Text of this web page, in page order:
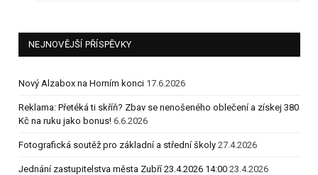
NEJNOVĚJŠÍ PŘÍSPĚVKY
Nový Alzabox na Horním konci 17.6.2026
Reklama: Přetéká ti skříň? Zbav se nenošeného oblečení a získej 380
Kč na ruku jako bonus! 6.6.2026
Fotografická soutěž pro základní a střední školy 27.4.2026
Jednání zastupitelstva města Zubří 23.4.2026 14:00 23.4.2026